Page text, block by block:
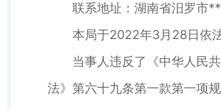
联系地址：湖南省汨罗
本局于2022年3月28日依
当事人违反了《中华人民
法》第六十九条第一款第一项